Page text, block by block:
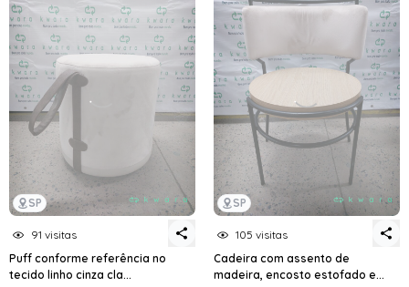
SP
91 visitas
Puff conforme referência no
tecido linho cinza cla...
SP
105 visitas
Cadeira com assento de
madeira, encosto estofado e...